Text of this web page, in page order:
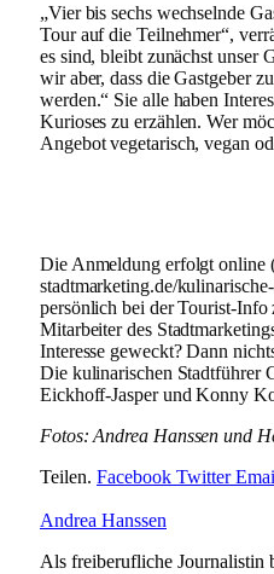
„Vier bis sechs wechselnde
Tour auf die Teilnehmer“,
es sind, bleibt zunächst unser
wir aber, dass die Gastgeber
werden.“ Sie alle haben
Kurioses zu erzählen. Wer
Angebot vegetarisch, vegan
Die Anmeldung erfolgt online
stadtmarketing.de/
persönlich bei der Tourist-Info
Mitarbeiter des
Interesse geweckt? Dann
Die kulinarischen Stadtführer
Eickhoff-Jasper und Konny
Fotos: Andrea Hanssen und
Teilen. Facebook Twitter
Andrea Hanssen
Als freiberufliche Journalistin